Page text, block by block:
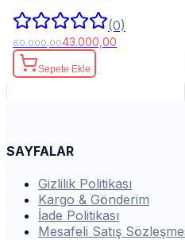
(0)
60.000,0043.000,00
Sepete Ekle
SAYFALAR
Gizlilik Politikası
Kargo & Gönderim
İade Politikası
Mesafeli Satış